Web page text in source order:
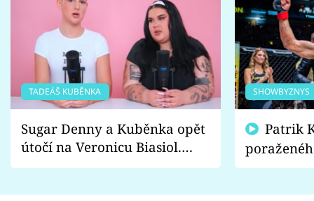
TADEÁŠ KUBĚNKA
Sugar Denny a Kuběnka opět
útočí na Veronicu Biasiol.
Proč je podle nich falešná a
SHOWBYZNYS
fanoušci